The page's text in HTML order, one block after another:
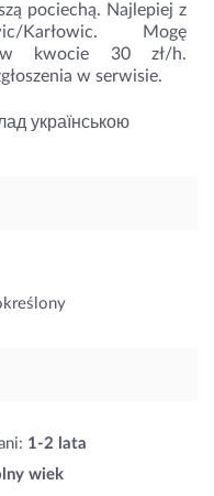
pociechą. Najlepiej z
Karłowic. Mogę
w kwocie 30 zł/h.
w serwisie.
українською
1-2 lata
wiek